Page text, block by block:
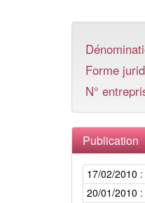
Forme
N°
Publication
17/02/2010
20/01/2010